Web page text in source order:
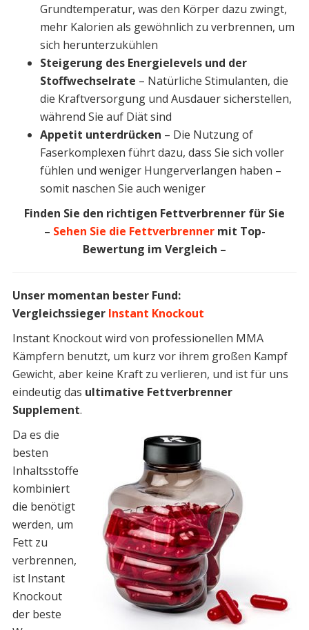
Grundtemperatur, was den Körper dazu zwingt,
mehr Kalorien als gewöhnlich zu verbrennen, um
sich herunterzukühlen
Steigerung des Energielevels und der
Stoffwechselrate – Natürliche Stimulanten, die
die Kraftversorgung und Ausdauer sicherstellen,
während Sie auf Diät sind
Appetit unterdrücken – Die Nutzung of
Faserkomplexen führt dazu, dass Sie sich voller
fühlen und weniger Hungerverlangen haben –
somit naschen Sie auch weniger
Finden Sie den richtigen Fettverbrenner für Sie
– Sehen Sie die Fettverbrennermit Top-
Bewertung im Vergleich –
Unser momentan bester Fund:
Vergleichssieger Instant Knockout
Instant Knockout wird von professionellen MMA
Kämpfern benutzt, um kurz vor ihrem großen Kampf
Gewicht, aber keine Kraft zu verlieren, und ist für uns
eindeutig das ultimative Fettverbrenner
Supplement.
Da es die
besten
Inhaltsstoffe
kombiniert
die benötigt
werden, um
Fett zu
verbrennen,
ist Instant
Knockout
der beste